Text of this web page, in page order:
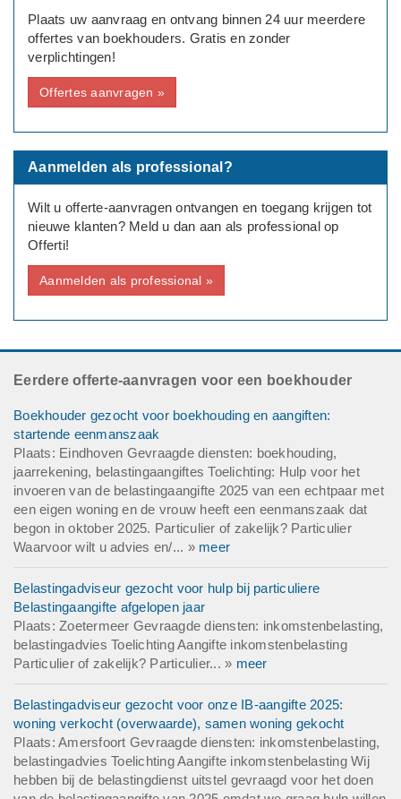
Type aanvraag: Zakelijk
Rechtsvorm: Eenmanszaak/ZZP
Aantal medewerkers: Geen
Bedrijfsinformatie: software voor auto tuning
Plaats uw aanvraag en ontvang binnen 24 uur meerdere
offertes van boekhouders. Gratis en zonder
verplichtingen!
Offertes aanvragen »
Aanmelden als professional?
Wilt u offerte-aanvragen ontvangen en toegang krijgen tot
nieuwe klanten? Meld u dan aan als professional op
Offerti!
Aanmelden als professional »
Eerdere offerte-aanvragen voor een boekhouder
Boekhouder gezocht voor boekhouding en aangiften:
startende eenmanszaak
Plaats: Eindhoven Gevraagde diensten: boekhouding,
jaarrekening, belastingaangiftes Toelichting: Hulp voor het
invoeren van de belastingaangifte 2025 van een echtpaar met
een eigen woning en de vrouw heeft een eenmanszaak dat
begon in oktober 2025. Particulier of zakelijk? Particulier
Waarvoor wilt u advies en/... » meer
Belastingadviseur gezocht voor hulp bij particuliere
Belastingaangifte afgelopen jaar
Plaats: Zoetermeer Gevraagde diensten: inkomstenbelasting,
belastingadvies Toelichting Aangifte inkomstenbelasting
Particulier of zakelijk? Particulier... » meer
Belastingadviseur gezocht voor onze IB-aangifte 2025:
woning verkocht (overwaarde), samen woning gekocht
Plaats: Amersfoort Gevraagde diensten: inkomstenbelasting,
belastingadvies Toelichting Aangifte inkomstenbelasting Wij
hebben bij de belastingdienst uitstel gevraagd voor het doen